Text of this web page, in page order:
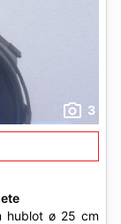
3
hublot ø 25 cm